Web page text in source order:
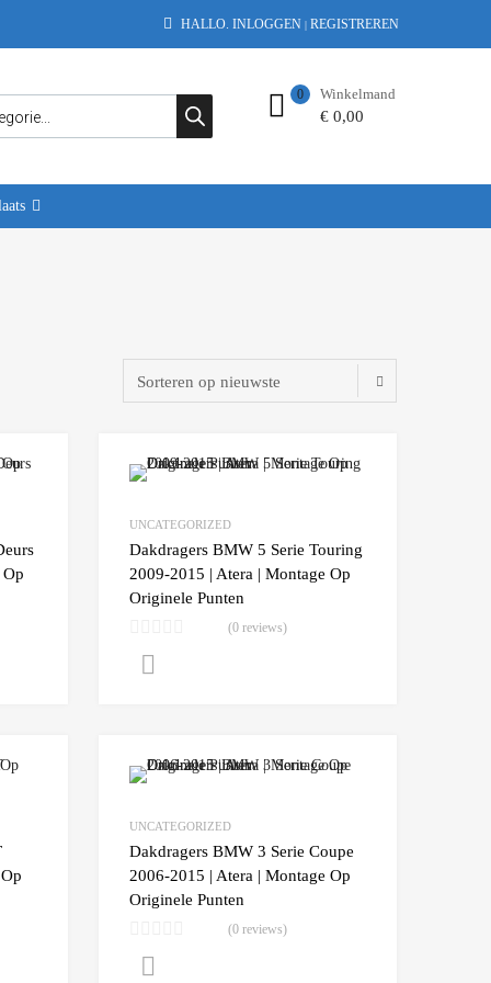
HALLO. INLOGGEN | REGISTREREN
Winkelmand
€ 0,00
0
Add to Wishlist
UNCATEGORIZED
Dakdragers BMW 5 Serie Touring
2009-2015 | Atera | Montage Op
Originele Punten
(0 reviews)
Add to Wishlist
UNCATEGORIZED
Dakdragers BMW 3 Serie Coupe
2006-2015 | Atera | Montage Op
Originele Punten
(0 reviews)